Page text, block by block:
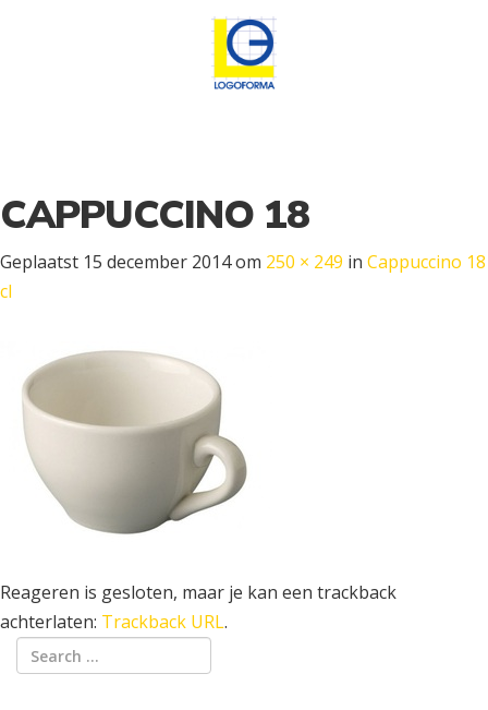
CAPPUCCINO 18
Geplaatst 15 december 2014om 250 × 249 in Cappuccino 18
cl
Reageren is gesloten, maar je kan een trackback
achterlaten: Trackback URL.